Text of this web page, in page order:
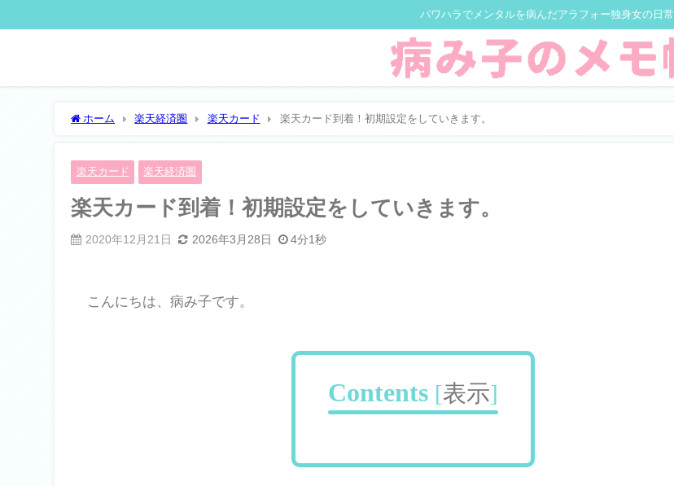
パワハラでメンタルを病んだアラフォー独身女の日常
ホーム 楽天経済圏 楽天カード 楽天カード到着！初期設定をしていきます。
楽天カード 楽天経済圏
楽天カード到着！初期設定をしていきます。
2020年12月21日 2026年3月28日 4分1秒
こんにちは、病み子です。
Contents [表示]